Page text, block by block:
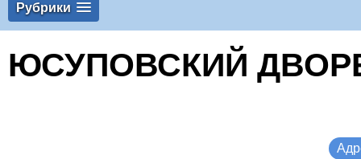
Рубрики
ЮСУПОВСКИЙ